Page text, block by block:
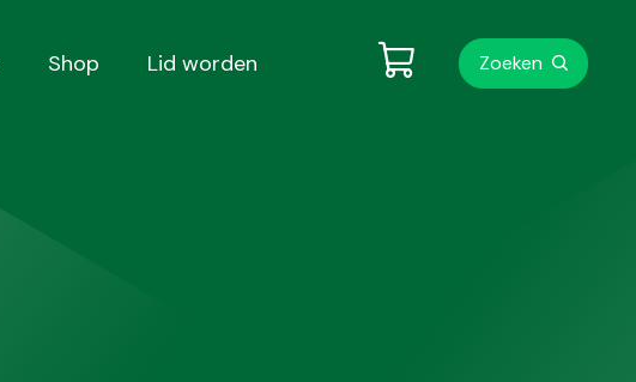
Shop Lid worden Zoeken